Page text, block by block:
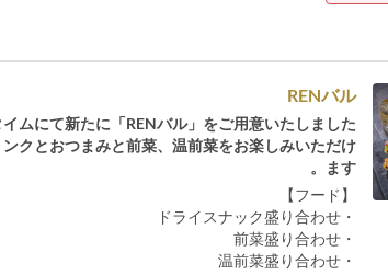
RENバル
ムにて新たに「RENバル」をご用意いたしました。
クとおつまみと前菜、温前菜をお楽しみいただけ
ます。
【フード】
・ドライスナック盛り合わせ
・前菜盛り合わせ
・温前菜盛り合わせ